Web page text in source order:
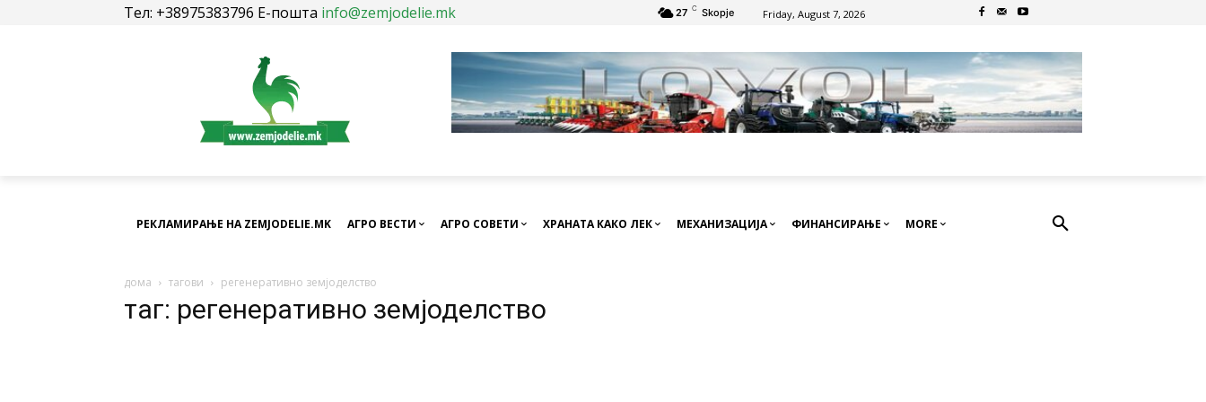
Тел: +38975383796 Е-пошта info@zemjodelie.mk 27 C Skopje Friday, August 7, 2026
РЕКЛАМИРАЊЕ НА ZEMJODELIE.MK АГРО ВЕСТИ АГРО СОВЕТИ ХРАНАТА КАКО ЛЕК МЕХАНИЗАЦИЈА ФИНАНСИРАЊЕ MORE
дома тагови регенеративно земјоделство
таг: регенеративно земјоделство